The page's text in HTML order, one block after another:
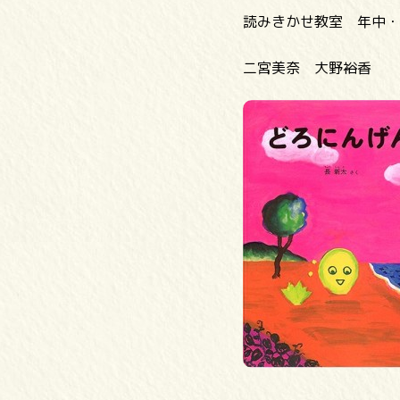
読みきかせ教室 年中
二宮美奈 大野裕香